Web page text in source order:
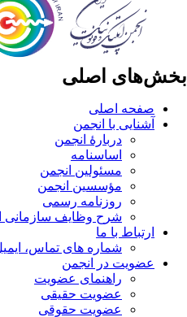
بخش‌های اصلی
صفحه اصلی
آشنایی با انجمن
دربارۀ انجمن
اساسنامه
مسئولین انجمن
مؤسسین انجمن
روزنامه رسمی
شرح وظایف سازمانی
ارتباط با ما
شماره های تماس،
عضویت در انجمن
راهنمای عضویت
عضویت حقیقی
عضویت حقوقی